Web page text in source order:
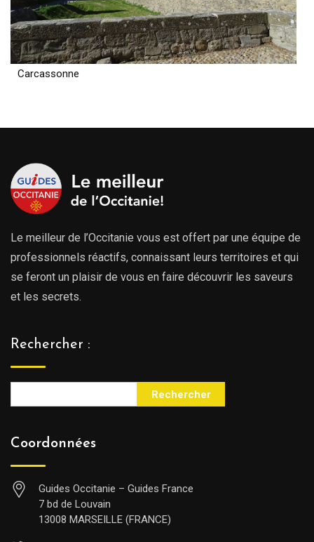
Carcassonne
Le meilleur de l’Occitanie vous est offert par une équipe de
professionnels réactifs, connaissant leurs territoires et qui
se feront un plaisir de vous en faire découvrir les saveurs
et les secrets.
Rechercher :
Rechercher
Coordonnées
Guides Occitanie – Guides France
7 bd de Louvain
13008 MARSEILLE (FRANCE)